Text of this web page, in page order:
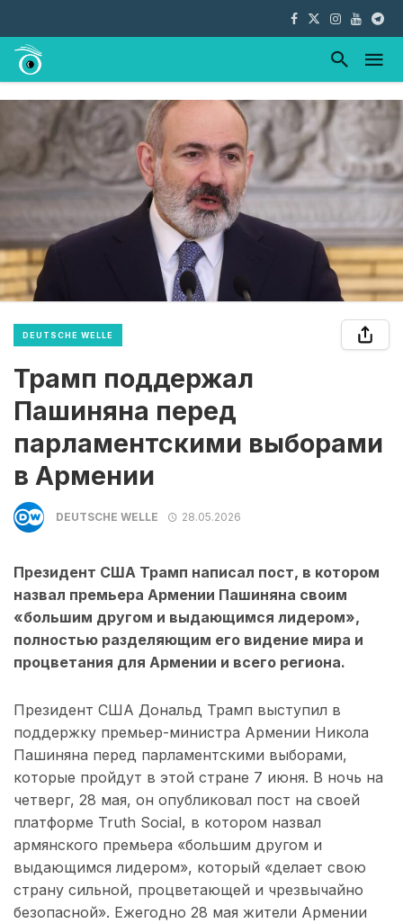
DEUTSCHE WELLE
Трамп поддержал
Пашиняна перед
парламентскими выборами
в Армении
DEUTSCHE WELLE 28.05.2026
Президент США Трамп написал пост, в котором
назвал премьера Армении Пашиняна своим
«большим другом и выдающимся лидером»,
полностью разделяющим его видение мира и
процветания для Армении и всего региона.
Президент США Дональд Трамп выступил в
поддержку премьер-министра Армении Никола
Пашиняна перед парламентскими выборами,
которые пройдут в этой стране 7 июня. В ночь на
четверг, 28 мая, он опубликовал пост на своей
платформе Truth Social, в котором назвал
армянского премьера «большим другом и
выдающимся лидером», который «делает свою
страну сильной, процветающей и чрезвычайно
безопасной». Ежегодно 28 мая жители Армении